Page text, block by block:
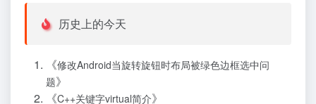
历史上的今天
《修改Android当旋转旋钮时布局被绿色边框选中问
题》
《C++关键字virtual简介》